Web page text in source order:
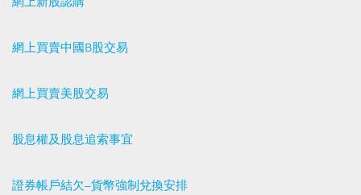
網上買賣中國B股交易
網上買賣美股交易
股息權及股息追索事宜
證券帳戶結欠–貨幣強制兌換安排